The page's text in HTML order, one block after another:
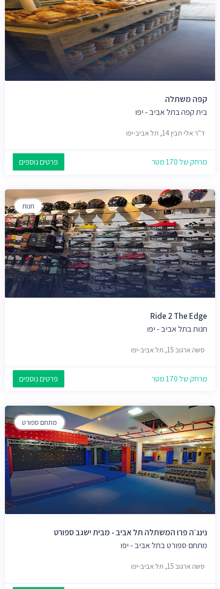
קפה משתלה
בית קפה בתל אביב - יפו
ד"ר אלי תבין 14, תל אביב-יפו
מרחק של 170 מטר פרטים נוספים
חנות
Ride 2 The Edge
חנות בתל אביב - יפו
סשה ארגוב 15, תל אביב-יפו
מרחק של 170 מטר פרטים נוספים
מתחם ספורט
נינג׳ה פרו המשתלה תל אביב - מבית ישגב ספורט
מתחם ספורט בתל אביב - יפו
סשה ארגוב 15, תל אביב-יפו